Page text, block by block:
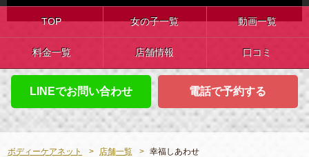
TOP 女の子一覧 動画一覧
料金一覧 店舗情報 口コミ
LINEでお問い合わせ 電話で予約する
ボディーケアネット 店舗一覧 幸福しあわせ